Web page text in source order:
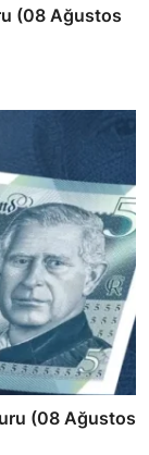
(08 Ağustos
(08 Ağustos